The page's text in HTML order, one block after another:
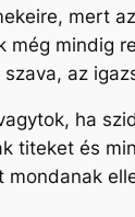
mert
még mindig
szava, az
ha
titeket és
mondanak